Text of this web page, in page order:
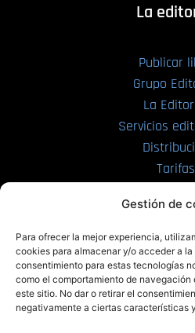
Gestión de
Para ofrecer la mejor experiencia,
cookies para almacenar y/o acceder a
consentimiento para estas tecnologías
como el comportamiento de
este sitio. No dar o retirar el
negativamente a ciertas características
La
Publicar
Grupo
La
Servicios
Tarifas
PRL |
PRL |
PRL |